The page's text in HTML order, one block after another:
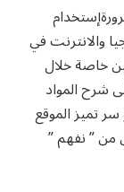
والانترنت في
خاصة خلال
شرح المواد
تميز الموقع
من ” نفهم ”